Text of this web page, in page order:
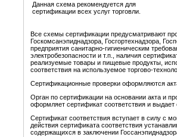
Данная схема рекомендуется для
сертификации всех услуг торговли.
Все схемы сертификации предусматривают
Госкомсанэпиднадзора, Госгортехнадзора,
предприятия санитарно-гигиеническим
электробезопасности и т.п., наличия
реализуемые товары и пищевые продукты,
соответствия на используемое торгово-
Сертификационные проверки оформляются
Орган по сертификации на основании акта и
оформляет сертификат соответствия и выдает
Сертификат соответствия вступает в силу с
действия сертификата соответствия
содержащихся в заключении